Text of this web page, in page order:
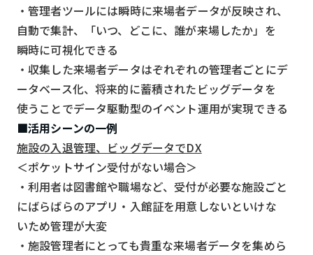
・管理者ツールには瞬時に来場者データが反映され、
自動で集計、「いつ、どこに、誰が来場したか」を
瞬時に可視化できる
・収集した来場者データはぞれぞれの管理者ごとにデ
ータベース化、将来的に蓄積されたビッグデータを
使うことでデータ駆動型のイベント運用が実現できる
■活用シーンの一例
施設の入退管理、ビッグデータでDX
＜ポケットサイン受付がない場合＞
・利用者は図書館や職場など、受付が必要な施設ごと
にばらばらのアプリ・入館証を用意しないといけな
いため管理が大変
・施設管理者にとっても貴重な来場者データを集めら